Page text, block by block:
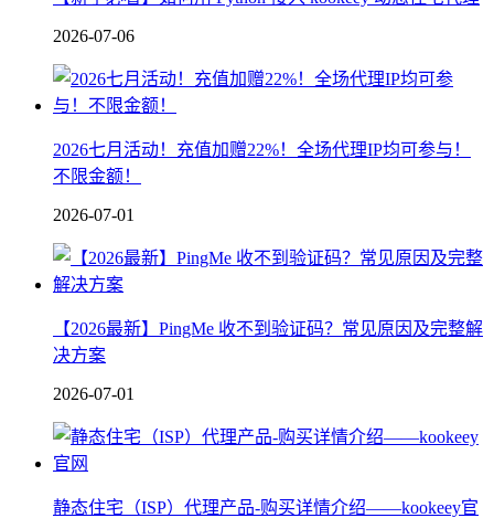
2026-07-06
2026七月活动！充值加赠22%！全场代理IP均可参与！
不限金额！
2026-07-01
【2026最新】PingMe 收不到验证码？常见原因及完整解
决方案
2026-07-01
静态住宅（ISP）代理产品-购买详情介绍——kookeey官